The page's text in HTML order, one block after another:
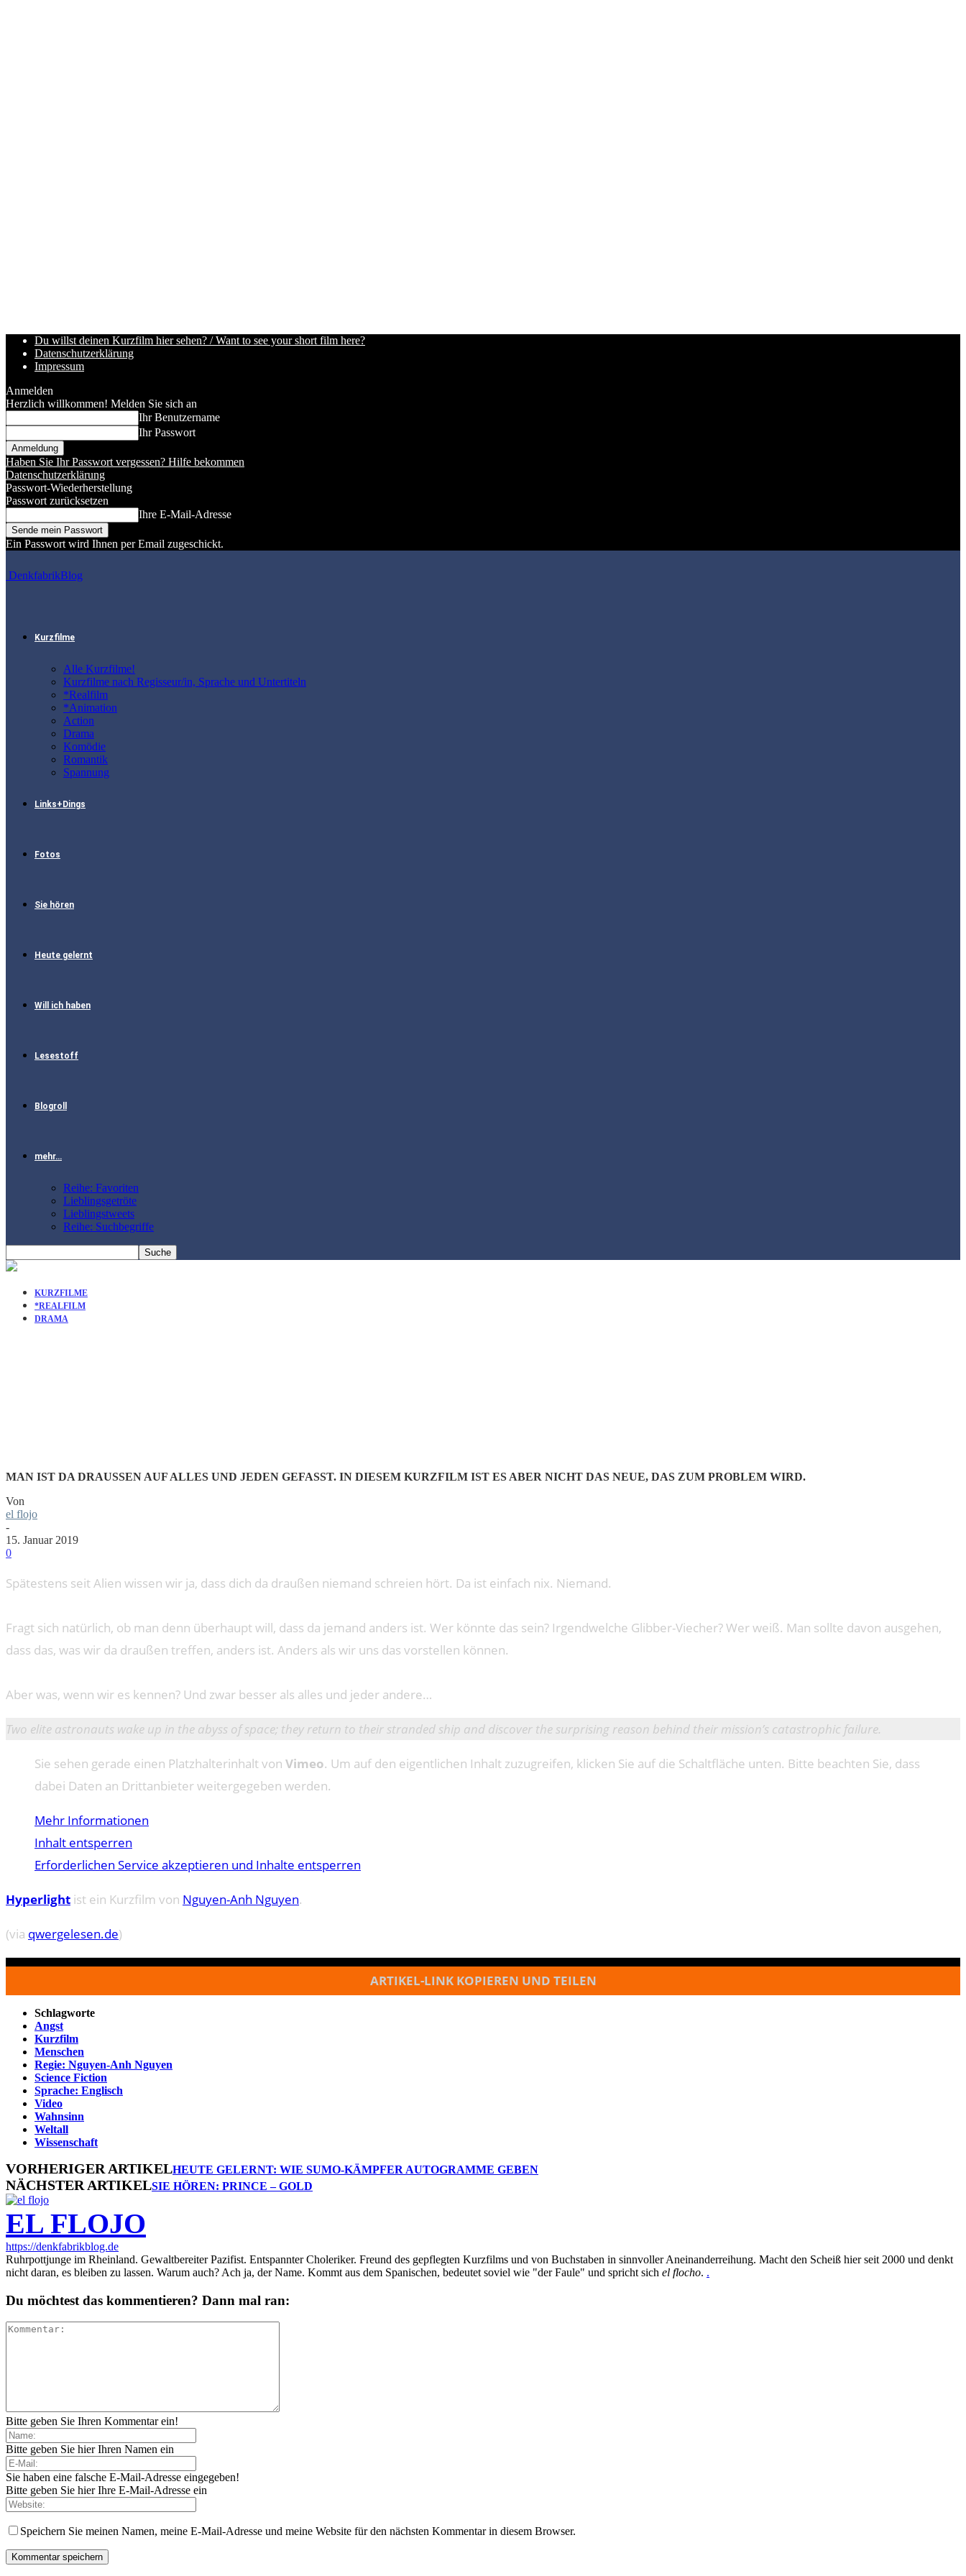
Du willst deinen Kurzfilm hier sehen? / Want to see your short film here?
Datenschutzerklärung
Impressum
Anmelden
Herzlich willkommen! Melden Sie sich an
Ihr Benutzername
Ihr Passwort
Haben Sie Ihr Passwort vergessen? Hilfe bekommen
Datenschutzerklärung
Passwort-Wiederherstellung
Passwort zurücksetzen
Ihre E-Mail-Adresse
Ein Passwort wird Ihnen per Email zugeschickt.
DenkfabrikBlog
Kurzfilme
Alle Kurzfilme!
Kurzfilme nach Regisseur/in, Sprache und Untertiteln
*Realfilm
*Animation
Action
Drama
Komödie
Romantik
Spannung
Links+Dings
Fotos
Sie hören
Heute gelernt
Will ich haben
Lesestoff
Blogroll
mehr…
Reihe: Favoriten
Lieblingsgetröte
Lieblingstweets
Reihe: Suchbegriffe
KURZFILME
*REALFILM
DRAMA
MAN IST DA DRAUSSEN AUF ALLES UND JEDEN GEFASST. IN DIESEM KURZFILM IST ES ABER NICHT DAS NEUE, DAS ZUM PROBLEM WIRD.
Von
el flojo
-
15. Januar 2019
0
Spätestens seit Alien wissen wir ja, dass dich da draußen niemand schreien hört. Da ist einfach nix. Niemand.
Fragt sich natürlich, ob man denn überhaupt will, dass da jemand anders ist. Wer könnte das sein? Irgendwelche Glibber-Viecher? Wer weiß. Man sollte davon ausgehen,
dass das, was wir da draußen treffen, anders ist. Anders als wir uns das vorstellen können.
Aber was, wenn wir es kennen? Und zwar besser als alles und jeder andere…
Two elite astronauts wake up in the abyss of space; they return to their stranded ship and discover the surprising reason behind their mission’s catastrophic failure.
Sie sehen gerade einen Platzhalterinhalt von Vimeo. Um auf den eigentlichen Inhalt zuzugreifen, klicken Sie auf die Schaltfläche unten. Bitte beachten Sie, dass
dabei Daten an Drittanbieter weitergegeben werden.
Mehr Informationen
Inhalt entsperren
Erforderlichen Service akzeptieren und Inhalte entsperren
Hyperlight ist ein Kurzfilm von Nguyen-Anh Nguyen.
(via qwergelesen.de)
ARTIKEL-LINK KOPIEREN UND TEILEN
Schlagworte
Angst
Kurzfilm
Menschen
Regie: Nguyen-Anh Nguyen
Science Fiction
Sprache: Englisch
Video
Wahnsinn
Weltall
Wissenschaft
VORHERIGER ARTIKELHEUTE GELERNT: WIE SUMO-KÄMPFER AUTOGRAMME GEBEN
NÄCHSTER ARTIKELSIE HÖREN: PRINCE – GOLD
EL FLOJO
https://denkfabrikblog.de
Ruhrpottjunge im Rheinland. Gewaltbereiter Pazifist. Entspannter Choleriker. Freund des gepflegten Kurzfilms und von Buchstaben in sinnvoller Aneinanderreihung. Macht den Scheiß hier seit 2000 und denkt
nicht daran, es bleiben zu lassen. Warum auch? Ach ja, der Name. Kommt aus dem Spanischen, bedeutet soviel wie "der Faule" und spricht sich el flocho. .
Du möchtest das kommentieren? Dann mal ran:
Bitte geben Sie Ihren Kommentar ein!
Bitte geben Sie hier Ihren Namen ein
Sie haben eine falsche E-Mail-Adresse eingegeben!
Bitte geben Sie hier Ihre E-Mail-Adresse ein
Speichern Sie meinen Namen, meine E-Mail-Adresse und meine Website für den nächsten Kommentar in diesem Browser.